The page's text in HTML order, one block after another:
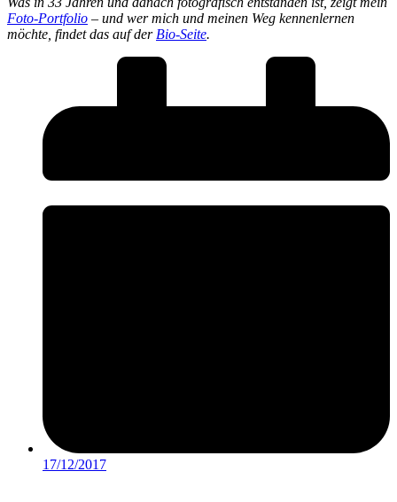
Foto-Portfolio – und wer mich und meinen Weg kennenlernen
möchte, findet das auf der Bio-Seite.
17/12/2017